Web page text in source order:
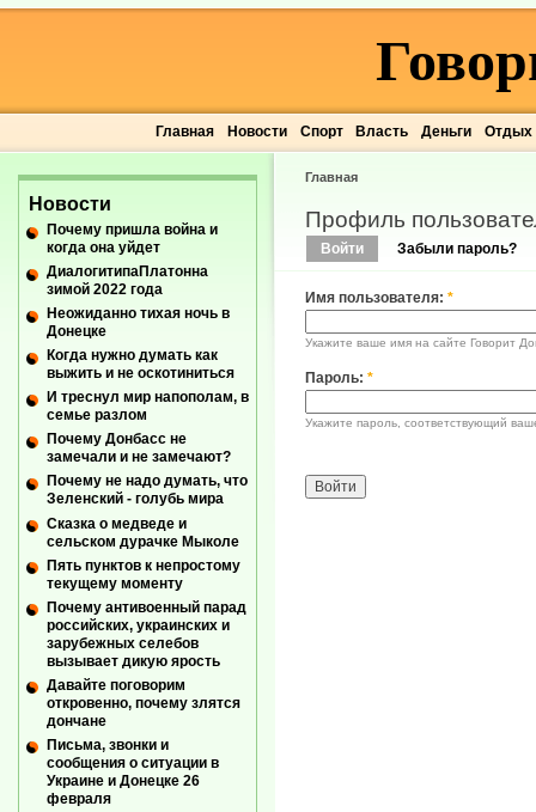
Главная Новости Спорт Власть Деньги Отдых
Главная
Профиль
Войти Забыли пароль?
Имя пользователя: *
Укажите ваше имя на сайте Говорит
Пароль: *
Укажите пароль, соответствующий
Новости
Почему пришла война и
когда она уйдет
ДиалогитипаПлатонна
зимой 2022 года
Неожиданно тихая ночь в
Донецке
Когда нужно думать как
выжить и не оскотиниться
И треснул мир напополам, в
семье разлом
Почему Донбасс не
замечали и не замечают?
Почему не надо думать, что
Зеленский - голубь мира
Сказка о медведе и
сельском дурачке Мыколе
Пять пунктов к непростому
текущему моменту
Почему антивоенный парад
российских, украинских и
зарубежных селебов
вызывает дикую ярость
Давайте поговорим
откровенно, почему злятся
дончане
Письма, звонки и
сообщения о ситуации в
Украине и Донецке 26
февраля